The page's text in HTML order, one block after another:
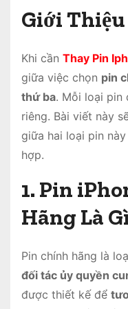
Giới Thiệu
Khi cần Thay Pin
giữa việc chọn pin
thứ ba. Mỗi loại pin
riêng. Bài viết này
giữa hai loại pin
hợp.
1. Pin
Hãng Là
Pin chính hãng là
đối tác ủy quyền
được thiết kế để